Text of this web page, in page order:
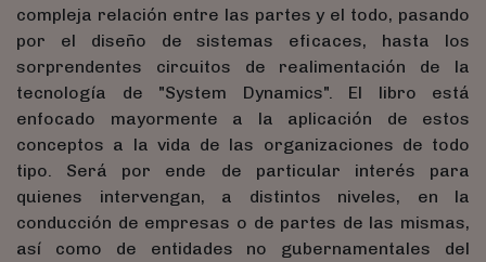
compleja relación entre las partes y el todo, pasando
por el diseño de sistemas eficaces, hasta los
sorprendentes circuitos de realimentación de la
tecnología de "System Dynamics". El libro está
enfocado mayormente a la aplicación de estos
conceptos a la vida de las organizaciones de todo
tipo. Será por ende de particular interés para
quienes intervengan, a distintos niveles, en la
conducción de empresas o de partes de las mismas,
así como de entidades no gubernamentales del